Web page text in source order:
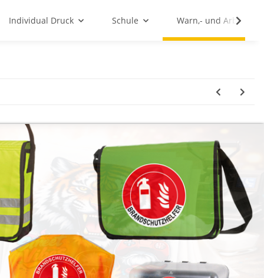
Individual Druck Schule Warn,- und